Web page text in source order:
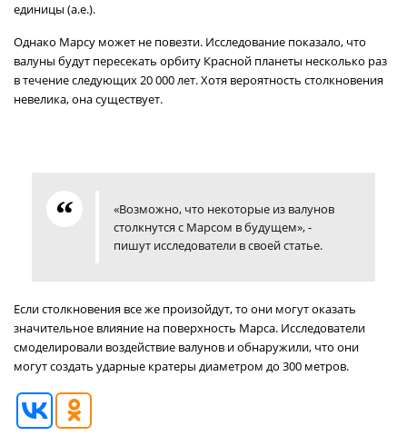
единицы (а.е.).
Однако Марсу может не повезти. Исследование показало, что
валуны будут пересекать орбиту Красной планеты несколько раз
в течение следующих 20 000 лет. Хотя вероятность столкновения
невелика, она существует.
«Возможно, что некоторые из валунов
столкнутся с Марсом в будущем», -
пишут исследователи в своей статье.
Если столкновения все же произойдут, то они могут оказать
значительное влияние на поверхность Марса. Исследователи
смоделировали воздействие валунов и обнаружили, что они
могут создать ударные кратеры диаметром до 300 метров.